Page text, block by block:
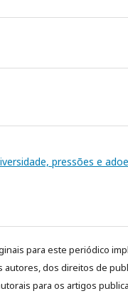
pressões e
para este periódico
autores, dos direitos de
para os artigos